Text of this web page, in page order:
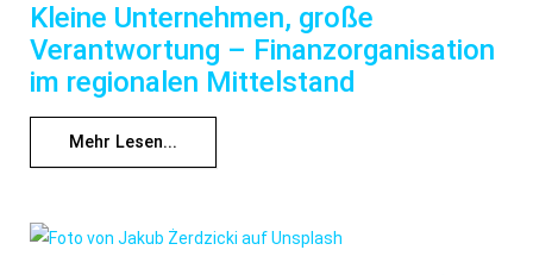
Kleine Unternehmen, große
Verantwortung – Finanzorganisation
im regionalen Mittelstand
Mehr Lesen...